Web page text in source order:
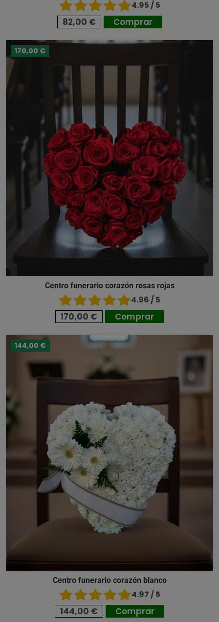
4.95 / 5
82,00 € Comprar
170,00 €
Centro funerario corazón rosas rojas
4.96 / 5
170,00 € Comprar
144,00 €
Centro funerario corazón blanco
4.97 / 5
144,00 € Comprar